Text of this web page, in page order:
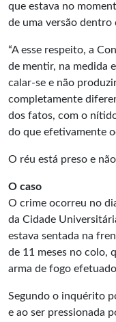
que estava no
de uma versão
“A esse respeito, a
de mentir, na medida
calar-se e não
completamente
dos fatos, com o
do que efetivamente
O réu está preso e
O caso
O crime ocorreu no
da Cidade
estava sentada na
de 11 meses no colo,
arma de fogo
Segundo o inquérito
e ao ser pressionada